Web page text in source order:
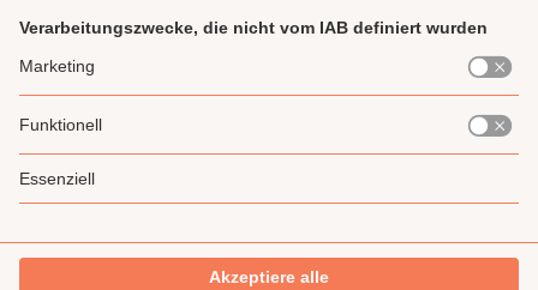
UNSERE LIEBLINGE
Impressum Datenschutz AGB
Widerrufsrecht
* Alle Preise inkl. gesetzl. Mehrwertsteuer zzgl. Versandkosten